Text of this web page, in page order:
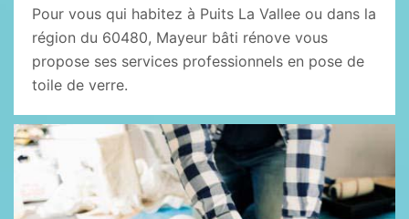
Pour vous qui habitez à Puits La Vallee ou dans la
région du 60480, Mayeur bâti rénove vous
propose ses services professionnels en pose de
toile de verre.